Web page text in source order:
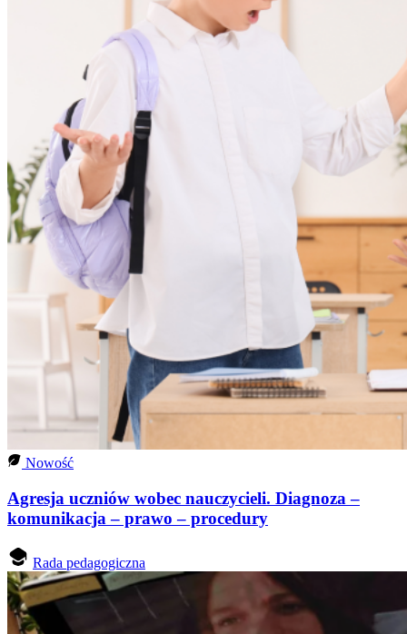
Nowość
Agresja uczniów wobec nauczycieli. Diagnoza –
komunikacja – prawo – procedury
Rada pedagogiczna